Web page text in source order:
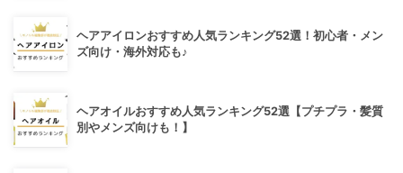
ヘアアイロンおすすめ人気ランキング52選！初心者・メン
ズ向け・海外対応も♪
ヘアオイルおすすめ人気ランキング52選【プチプラ・髪質
別やメンズ向けも！】